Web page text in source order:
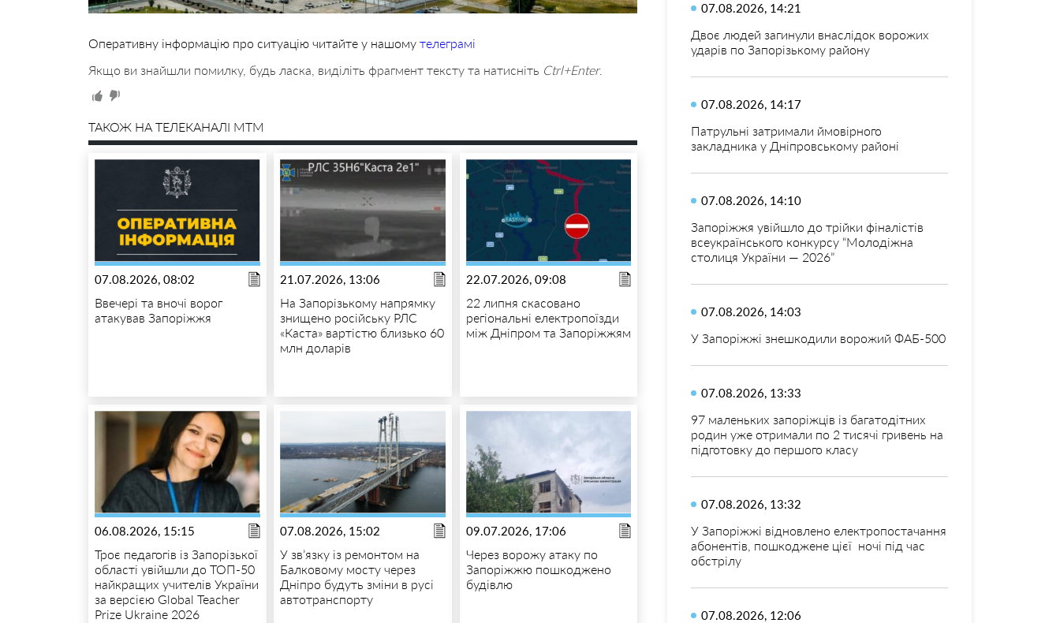
Оперативну інформацію про ситуацію читайте у нашому телеграмі
Якщо ви знайшли помилку, будь ласка, виділіть фрагмент тексту та натисніть Ctrl+Enter.
ТАКОЖ НА ТЕЛЕКАНАЛІ MTM
07.08.2026, 08:02
Ввечері та вночі ворог
атакував Запоріжжя
21.07.2026, 13:06
На Запорізькому напрямку
знищено російську РЛС
«Каста» вартістю близько 60
млн доларів
22.07.2026, 09:08
22 липня скасовано
регіональні електропоїзди
між Дніпром та Запоріжжям
06.08.2026, 15:15
Троє педагогів із Запорізької
області увійшли до ТОП-50
найкращих учителів України
за версією Global Teacher
Prize Ukraine 2026
07.08.2026, 15:02
У зв’язку із ремонтом на
Балковому мосту через
Дніпро будуть зміни в русі
автотранспорту
09.07.2026, 17:06
Через ворожу атаку по
Запоріжжю пошкоджено
будівлю
07.08.2026, 14:21
Двоє людей загинули внаслідок ворожих
ударів по Запорізькому району
07.08.2026, 14:17
Патрульні затримали ймовірного
закладника у Дніпровському районі
07.08.2026, 14:10
Запоріжжя увійшло до трійки фіналістів
всеукраїнського конкурсу “Молодіжна
столиця України — 2026”
07.08.2026, 14:03
У Запоріжжі знешкодили ворожий ФАБ-500
07.08.2026, 13:33
97 маленьких запоріжців із багатодітних
родин уже отримали по 2 тисячі гривень на
підготовку до першого класу
07.08.2026, 13:32
У Запоріжжі відновлено електропостачання
абонентів, пошкоджене цієї ночі під час
обстрілу
07.08.2026, 12:06